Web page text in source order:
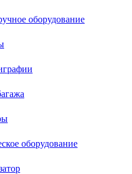
оборудование
оборудование